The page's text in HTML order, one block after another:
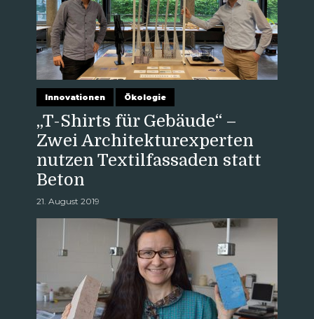
Innovationen Ökologie
„T-Shirts für Gebäude“ –
Zwei Architekturexperten
nutzen Textilfassaden statt
Beton
21. August 2019